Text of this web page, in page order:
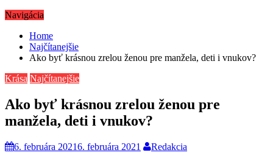
Navigácia
Home
Najčítanejšie
Ako byť krásnou zrelou ženou pre manžela, deti i vnukov?
Krása Najčítanejšie
Ako byť krásnou zrelou ženou pre
manžela, deti i vnukov?
6. februára 20216. februára 2021
Redakcia